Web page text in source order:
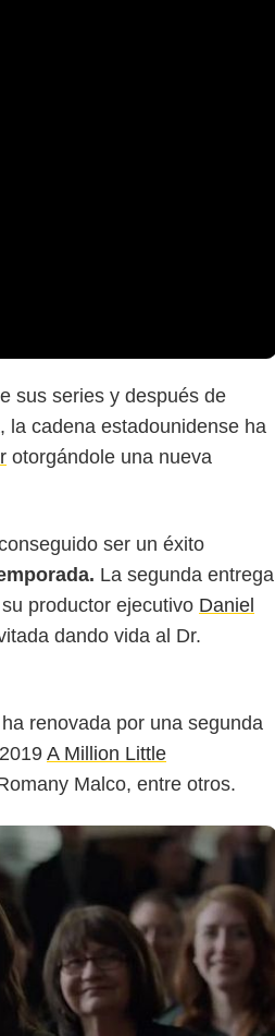
sus series y después de
la cadena estadounidense ha
otorgándole una nueva
ser un éxito
La segunda entrega
productor ejecutivo Daniel
dando vida al Dr.
renovada por una segunda
A Million Little
Malco, entre otros.